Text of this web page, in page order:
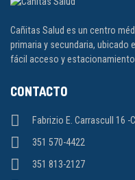
Cañitas Salud es un centro
primaria y secundaria, ubicado
fácil acceso y
CONTACTO
Fabrizio E. Carrascull 16 -
351 570-4422
351 813-2127